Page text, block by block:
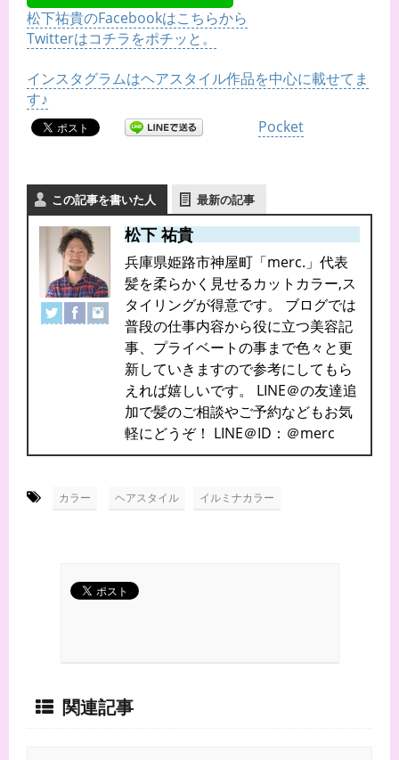
松下祐貴のFacebookはこちらから
Twitterはコチラをポチッと。
インスタグラムはヘアスタイル作品を中心に載せてま
す♪
Pocket
この記事を書いた人 最新の記事
松下 祐貴
兵庫県姫路市神屋町「merc.」代表
髪を柔らかく見せるカットカラー,ス
タイリングが得意です。 ブログでは
普段の仕事内容から役に立つ美容記
事、プライベートの事まで色々と更
新していきますので参考にしてもら
えれば嬉しいです。 LINE＠の友達追
加で髪のご相談やご予約などもお気
軽にどうぞ！ LINE＠ID：＠merc
カラー ヘアスタイル イルミナカラー
関連記事